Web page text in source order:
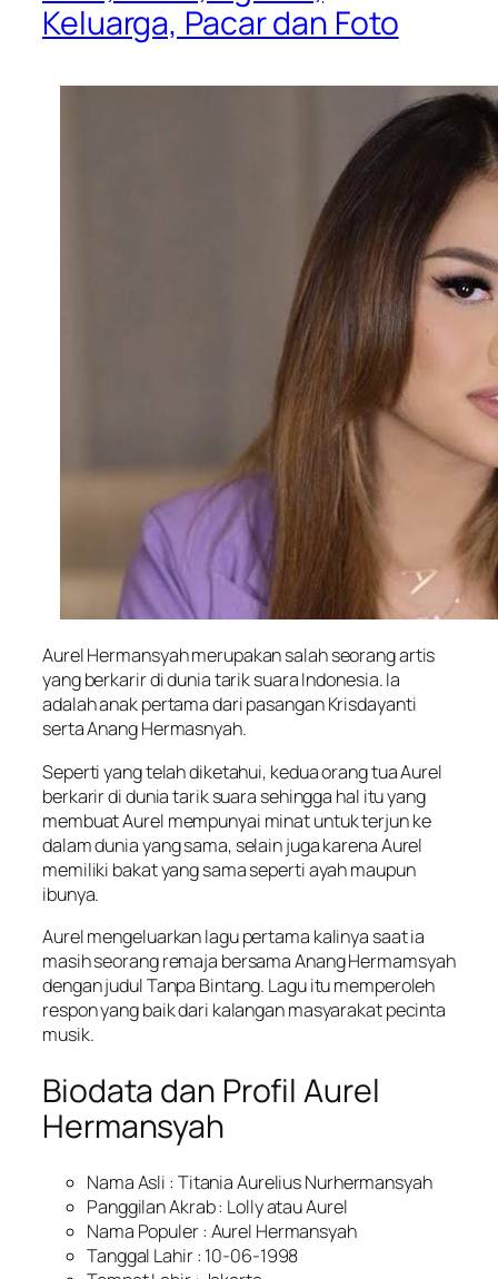
Keluarga, Pacar dan Foto
Aurel Hermansyah merupakan salah seorang artis
yang berkarir di dunia tarik suara Indonesia. Ia
adalah anak pertama dari pasangan Krisdayanti
serta Anang Hermasnyah.
Seperti yang telah diketahui, kedua orang tua Aurel
berkarir di dunia tarik suara sehingga hal itu yang
membuat Aurel mempunyai minat untuk terjun ke
dalam dunia yang sama, selain juga karena Aurel
memiliki bakat yang sama seperti ayah maupun
ibunya.
Aurel mengeluarkan lagu pertama kalinya saat ia
masih seorang remaja bersama Anang Hermamsyah
dengan judul Tanpa Bintang. Lagu itu memperoleh
respon yang baik dari kalangan masyarakat pecinta
musik.
Biodata dan Profil Aurel
Hermansyah
Nama Asli : Titania Aurelius Nurhermansyah
Panggilan Akrab : Lolly atau Aurel
Nama Populer : Aurel Hermansyah
Tanggal Lahir : 10-06-1998